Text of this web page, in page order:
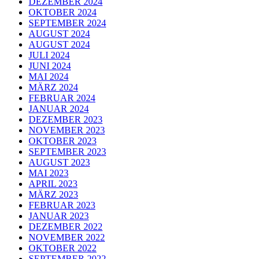
OKTOBER 2024
SEPTEMBER 2024
AUGUST 2024
AUGUST 2024
JULI 2024
JUNI 2024
MAI 2024
MÄRZ 2024
FEBRUAR 2024
JANUAR 2024
DEZEMBER 2023
NOVEMBER 2023
OKTOBER 2023
SEPTEMBER 2023
AUGUST 2023
MAI 2023
APRIL 2023
MÄRZ 2023
FEBRUAR 2023
JANUAR 2023
DEZEMBER 2022
NOVEMBER 2022
OKTOBER 2022